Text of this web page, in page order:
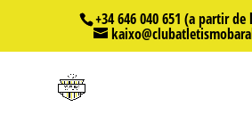
+34 646 040 651 (a partir de